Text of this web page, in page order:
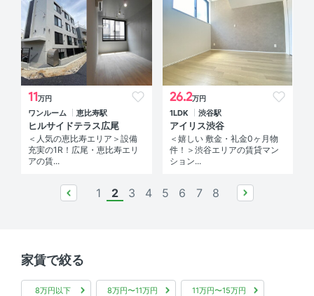
11万円
ワンルーム 恵比寿駅
ヒルサイドテラス広尾
＜人気の恵比寿エリア＞設備
充実の1R！広尾・恵比寿エリ
アの賃...
26.2万円
1LDK 渋谷駅
アイリス渋谷
＜嬉しい 敷金・礼金0ヶ月物
件！＞渋谷エリアの賃貸マン
ション...
prev
1 2 3 4 5 6 7 8
家賃で絞る
8万円以下 8万円〜11万円 11万円〜15万円